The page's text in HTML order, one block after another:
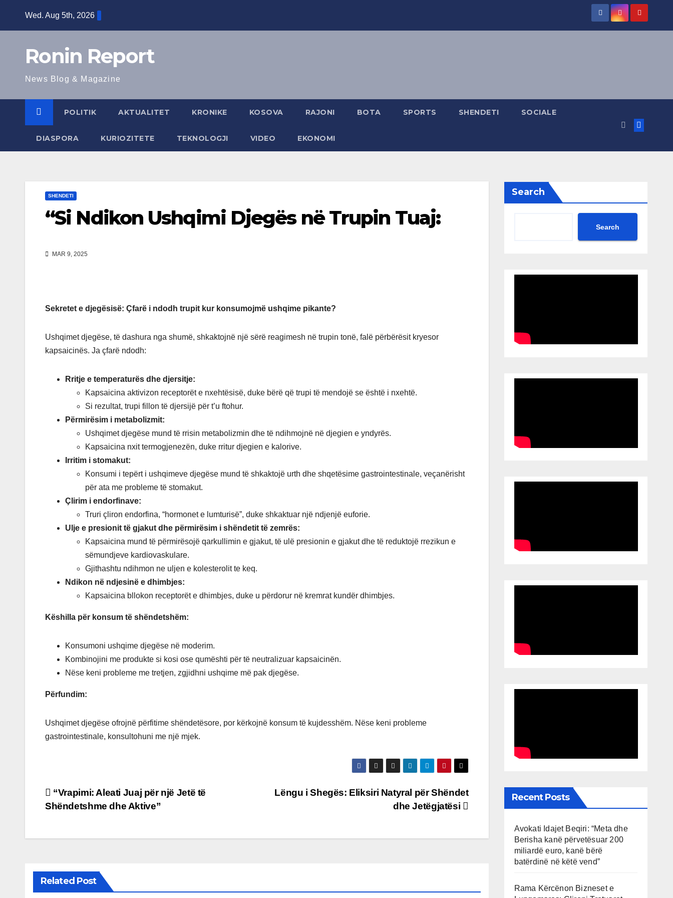
Wed. Aug 5th, 2026
Ronin Report
News Blog & Magazine
POLITIK AKTUALITET KRONIKE KOSOVA RAJONI BOTA SPORTS SHENDETI SOCIALE
DIASPORA KURIOZITETE TEKNOLOGJI VIDEO EKONOMI
SHENDETI
“Si Ndikon Ushqimi Djegës në Trupin Tuaj:
MAR 9, 2025
Sekretet e djegësisë: Çfarë i ndodh trupit kur konsumojmë ushqime pikante?
Ushqimet djegëse, të dashura nga shumë, shkaktojnë një sërë reagimesh në trupin tonë, falë përbërësit kryesor
kapsaicinës. Ja çfarë ndodh:
Rritje e temperaturës dhe djersitje:
Kapsaicina aktivizon receptorët e nxehtësisë, duke bërë që trupi të mendojë se është i nxehtë.
Si rezultat, trupi fillon të djersijë për t’u ftohur.
Përmirësim i metabolizmit:
Ushqimet djegëse mund të rrisin metabolizmin dhe të ndihmojnë në djegien e yndyrës.
Kapsaicina nxit termogjenezën, duke rritur djegien e kalorive.
Irritim i stomakut:
Konsumi i tepërt i ushqimeve djegëse mund të shkaktojë urth dhe shqetësime gastrointestinale, veçanërisht
për ata me probleme të stomakut.
Çlirim i endorfinave:
Truri çliron endorfina, “hormonet e lumturisë”, duke shkaktuar një ndjenjë euforie.
Ulje e presionit të gjakut dhe përmirësim i shëndetit të zemrës:
Kapsaicina mund të përmirësojë qarkullimin e gjakut, të ulë presionin e gjakut dhe të reduktojë rrezikun e
sëmundjeve kardiovaskulare.
Gjithashtu ndihmon ne uljen e kolesterolit te keq.
Ndikon në ndjesinë e dhimbjes:
Kapsaicina bllokon receptorët e dhimbjes, duke u përdorur në kremrat kundër dhimbjes.
Këshilla për konsum të shëndetshëm:
Konsumoni ushqime djegëse në moderim.
Kombinojini me produkte si kosi ose qumështi për të neutralizuar kapsaicinën.
Nëse keni probleme me tretjen, zgjidhni ushqime më pak djegëse.
Përfundim:
Ushqimet djegëse ofrojnë përfitime shëndetësore, por kërkojnë konsum të kujdesshëm. Nëse keni probleme
gastrointestinale, konsultohuni me një mjek.
Post
Lëngu i Shegës: Eliksiri Natyral për Shëndet
dhe Jetëgjatësi
“Vrapimi: Aleati Juaj për një Jetë të
Shëndetshme dhe Aktive”
Related Post
Search
Search
Recent Posts
Avokati Idajet Beqiri: “Meta dhe
Berisha kanë përvetësuar 200
miliardë euro, kanë bërë
batërdinë në këtë vend”
Rama Kërcënon Bizneset e